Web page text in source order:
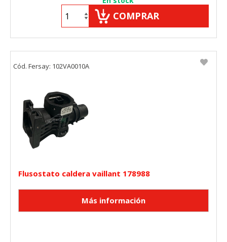
COMPRAR
Flusostato caldera vaillant 178988
Cód. Fersay: 102VA0010A